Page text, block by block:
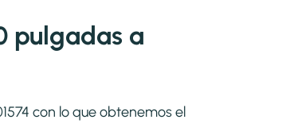
pulgadas a
con lo que obtenemos el